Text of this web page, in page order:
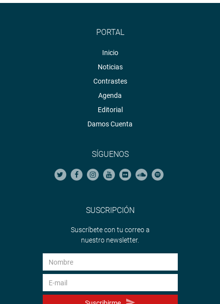
PORTAL
Inicio
Noticias
Contrastes
Agenda
Editorial
Damos Cuenta
SÍGUENOS
SUSCRIPCIÓN
Suscríbete con tu correo a
nuestro newsletter.